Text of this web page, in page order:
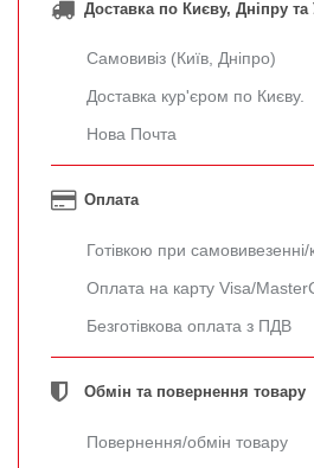
Доставка по Києву, Дніпру та
Самовивіз (Київ, Дніпро)
Доставка кур'єром по Києву.
Нова Почта
Оплата
Готівкою при самовивезенні/
Оплата на карту Visa/
Безготівкова оплата з ПДВ
Обмін та повернення товару
Повернення/обмін товару